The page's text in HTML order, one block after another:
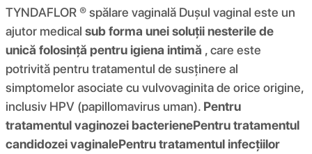
TYNDAFLOR ® spălare vaginală Dușul vaginal este un
ajutor medical sub forma unei soluții nesterile de
unică folosință pentru igiena intimă , care este
potrivită pentru tratamentul de susținere al
simptomelor asociate cu vulvovaginita de orice origine,
inclusiv HPV (papillomavirus uman). Pentru
tratamentul vaginozei bacterienePentru tratamentul
candidozei vaginalePentru tratamentul infecțiilor